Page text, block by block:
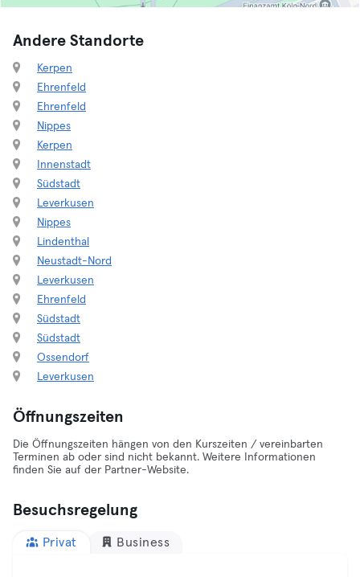
Andere Standorte
Kerpen
Ehrenfeld
Ehrenfeld
Nippes
Kerpen
Innenstadt
Südstadt
Leverkusen
Nippes
Lindenthal
Neustadt-Nord
Leverkusen
Ehrenfeld
Südstadt
Südstadt
Ossendorf
Leverkusen
Öffnungszeiten
Die Öffnungszeiten hängen von den Kurszeiten / vereinbarten
Terminen ab oder sind nicht bekannt. Weitere Informationen
finden Sie auf der Partner-Website.
Besuchsregelung
Privat Business